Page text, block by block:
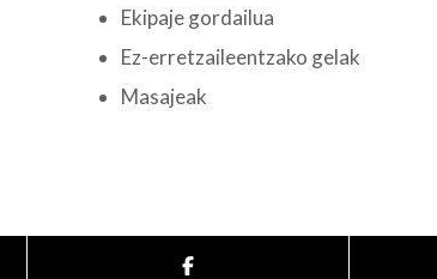
Ekipaje gordailua
Ez-erretzaileentzako gelak
Masajeak